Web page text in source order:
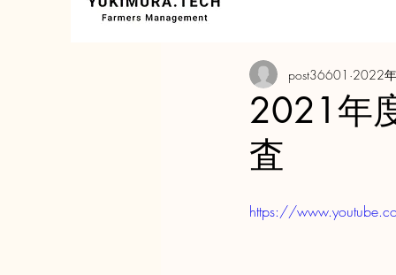
2021年
査
post36601 2022
https://